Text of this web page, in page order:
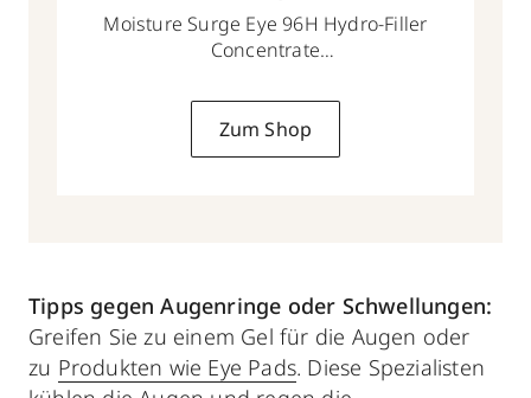
Moisture Surge Eye 96H Hydro-Filler
Concentrate
Zum Shop
Tipps gegenAugenringe oder Schwellungen:
Greifen Sie zu einem Gel für die Augen oder
zu Produkten wie Eye Pads. Diese Spezialisten